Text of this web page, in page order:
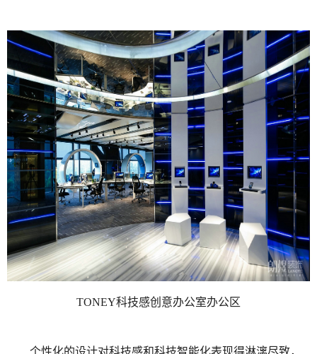
TONEY科技感创意办公室办公区
个性化的设计对科技感和科技智能化表现得淋漓尽致，